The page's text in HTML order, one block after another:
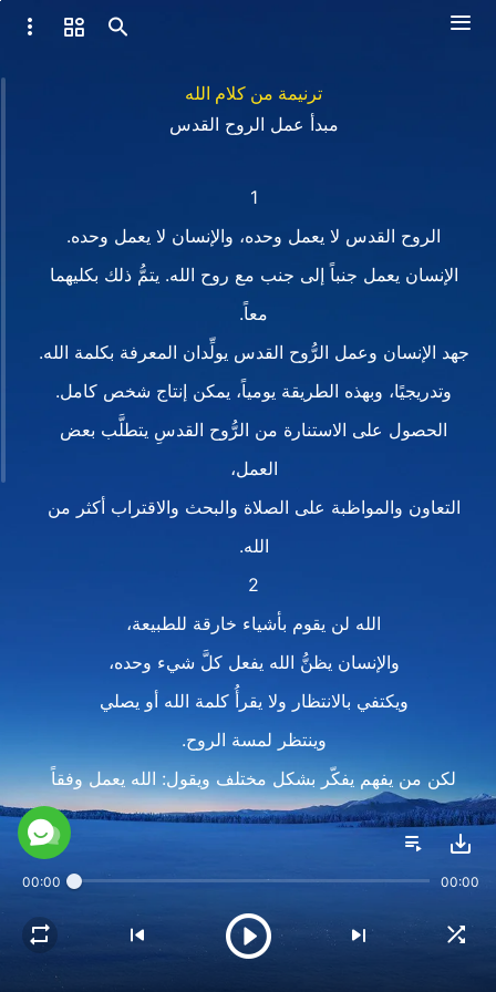
ترنيمة من كلام الله
مبدأ عمل الروح القدس
1
الروح القدس لا يعمل وحده، والإنسان لا يعمل وحده.
الإنسان يعمل جنباً إلى جنب مع روح الله. يتمُّ ذلك بكليهما
معاً.
جهد الإنسان وعمل الرُّوح القدس يولِّدان المعرفة بكلمة الله.
وتدريجيًا، وبهذه الطريقة يومياً، يمكن إنتاج شخص كامل.
الحصول على الاستنارة من الرُّوح القدسِ يتطلَّب بعض
العمل،
التعاون والمواظبة على الصلاة والبحث والاقتراب أكثر من
الله.
2
الله لن يقوم بأشياء خارقة للطبيعة،
والإنسان يظنُّ الله يفعل كلَّ شيء وحده،
ويكتفي بالانتظار ولا يقرأُ كلمة الله أو يصلي
وينتظر لمسة الروح.
لكن من يفهم يفكّر بشكل مختلف ويقول: الله يعمل وفقاً
لتصرفاتي.
تأثير عمله معتمد عليّ، وعليَّ أن أجتهد لتطبيق كلمته.
الحصول على الاستنارة من الرُّوح القدس يتطلَّب بعض
العمل،
التعاون والمواظبة على الصلاة، والبحث والاقتراب أكثر من
00:00 00:00